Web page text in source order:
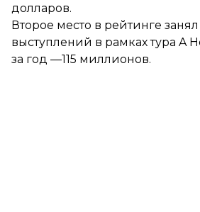
долларов.
Второе место в рейтинге
выступлений в рамках тура A
за год —115 миллионов.